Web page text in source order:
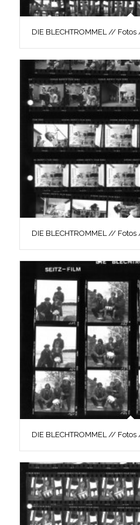
DIE BLECHTROMMEL //
DIE BLECHTROMMEL //
DIE BLECHTROMMEL //